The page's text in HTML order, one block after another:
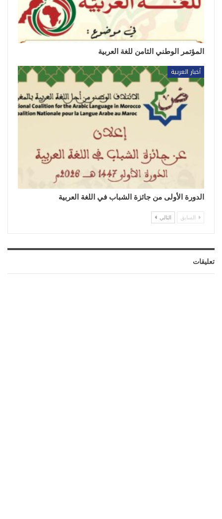
المؤتمر الوطني الثامن للغة العربية
أخبار العربية
الدورة الأولى من جائزة الشباب في اللغة العربية
السابق التالي
تعليقات